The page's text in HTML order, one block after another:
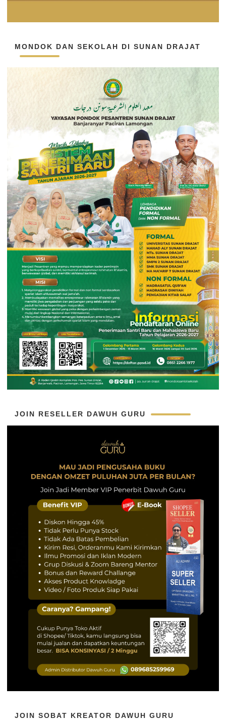
MONDOK DAN SEKOLAH DI SUNAN DRAJAT
JOIN RESELLER DAWUH GURU
JOIN SOBAT KREATOR DAWUH GURU